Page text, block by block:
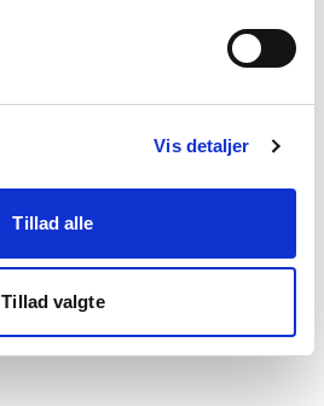
Vis detaljer
Tillad alle
Tillad valgte